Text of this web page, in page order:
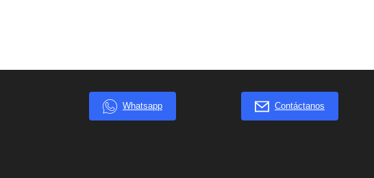
Whatsapp Contáctanos